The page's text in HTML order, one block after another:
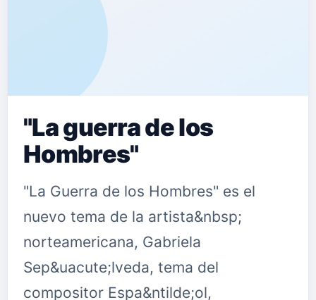
"La guerra de los
Hombres"
"La Guerra de los Hombres" es el
nuevo tema de la artista&nbsp;
norteamericana, Gabriela
Sep&uacute;lveda, tema del
compositor Espa&ntilde;ol,